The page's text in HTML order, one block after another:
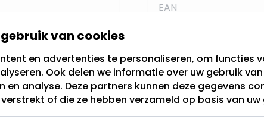
hebben aan je
kunt hierdoor zelf
in deze
EAN
Sensor
Materiaal:
Fitting
van cookies
en advertenties te personaliseren, om functies
Ook delen we informatie over uw gebruik
analyse. Deze partners kunnen deze gegevens
of die ze hebben verzameld op basis van uw